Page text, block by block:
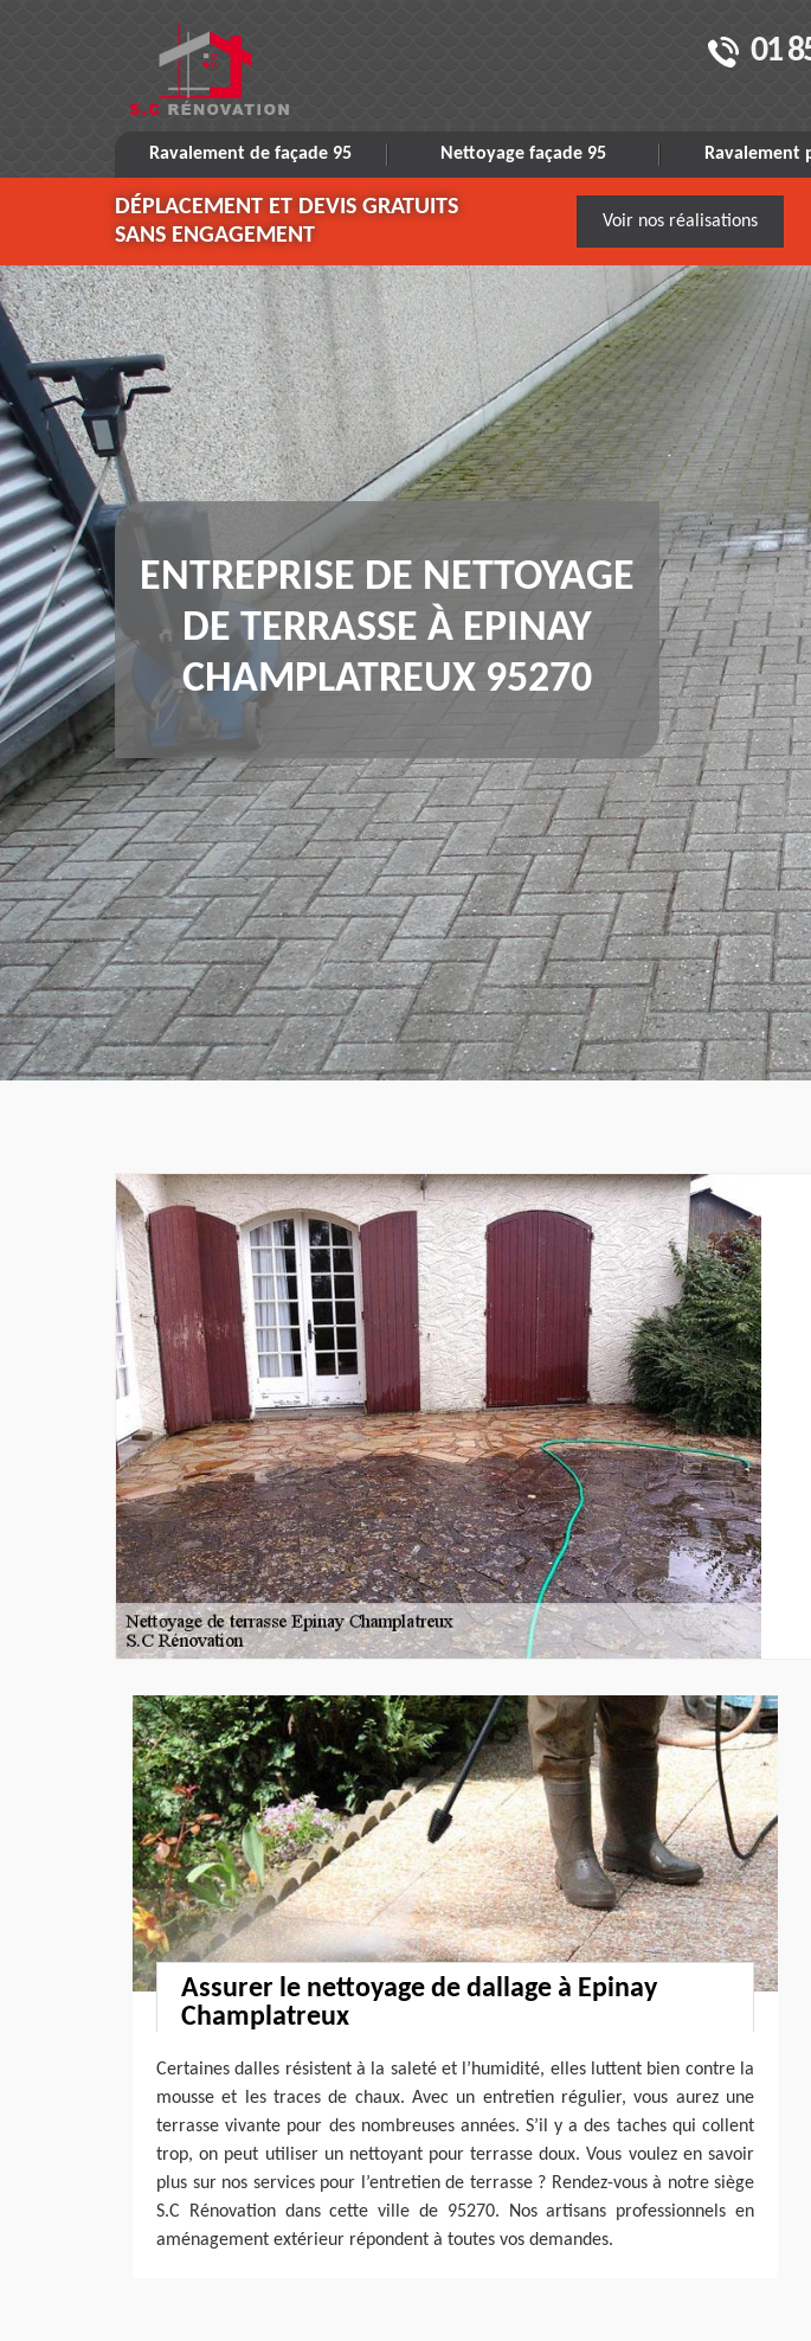
01
Ravalement de façade 95 Nettoyage façade 95 Ravalement
DÉPLACEMENT ET DEVIS GRATUITS
SANS ENGAGEMENT
Voir nos réalisations
ENTREPRISE DE NETTOYAGE
DE TERRASSE À EPINAY
CHAMPLATREUX 95270
Assurer le nettoyage de dallage à Epinay
Champlatreux
Certaines dalles résistent à la saleté et l’humidité, elles luttent bien contre la
mousse et les traces de chaux. Avec un entretien régulier, vous aurez une
terrasse vivante pour des nombreuses années. S’il y a des taches qui collent
trop, on peut utiliser un nettoyant pour terrasse doux. Vous voulez en savoir
plus sur nos services pour l’entretien de terrasse ? Rendez-vous à notre siège
S.C Rénovation dans cette ville de 95270. Nos artisans professionnels en
aménagement extérieur répondent à toutes vos demandes.